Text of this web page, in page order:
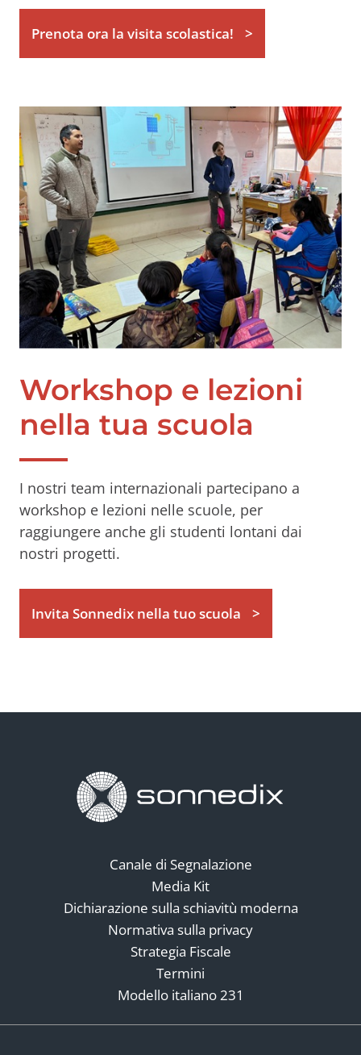
Prenota ora la visita scolastica!
Workshop e lezioni
nella tua scuola
I nostri team internazionali partecipano a
workshop e lezioni nelle scuole, per
raggiungere anche gli studenti lontani dai
nostri progetti.
Invita Sonnedix nella tuo scuola
Canale di Segnalazione
Media Kit
Dichiarazione sulla schiavitù moderna
Normativa sulla privacy
Strategia Fiscale
Termini
Modello italiano 231